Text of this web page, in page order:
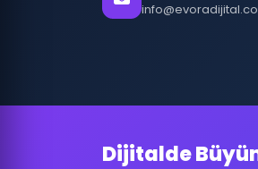
Dijitalde